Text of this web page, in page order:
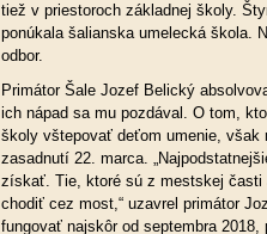
tiež v priestoroch základnej školy.
ponúkala šalianska umelecká škola.
odbor.
Primátor Šale Jozef Belický
ich nápad sa mu pozdával. O tom,
školy vštepovať deťom umenie, však
zasadnutí 22. marca.
získať. Tie, ktoré sú z mestskej časti
chodiť cez most,“ uzavrel primátor
fungovať najskôr od septembra